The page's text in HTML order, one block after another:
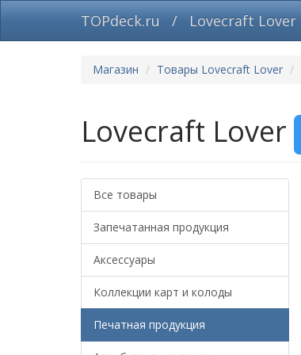
TOPdeck.ru / Lovecraft Lover
Магазин Товары Lovecraft Lover
Lovecraft Lover
Все товары
Запечатанная продукция
Аксессуары
Коллекции карт и колоды
Печатная продукция